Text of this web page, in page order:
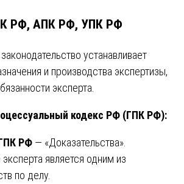
РФ, АПК РФ, УПК РФ
устанавливает
и производства экспертизы,
эксперта.
кодекс РФ (ГПК РФ):
РФ — «Доказательства».
является одним из
по делу.